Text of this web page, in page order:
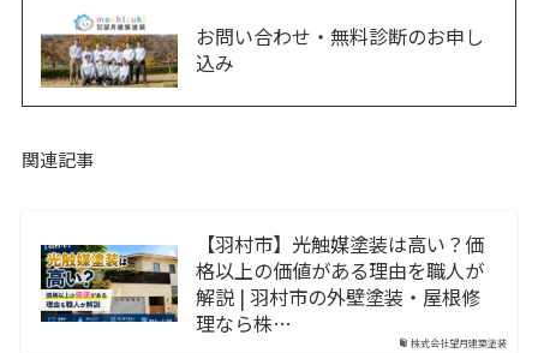
お問い合わせ・無料診断のお申し
込み
関連記事
株式会社望月建築塗装
【羽村市】光触媒塗装は高い？価
格以上の価値がある理由を職人が
解説 | 羽村市の外壁塗装・屋根修
理なら株…